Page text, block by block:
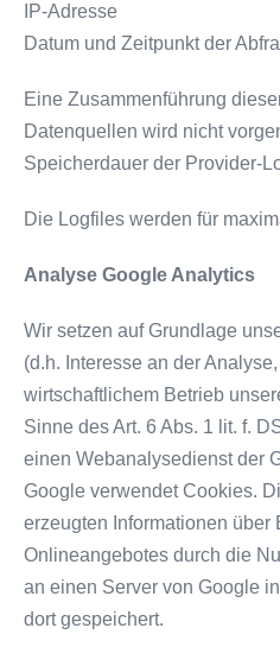
IP-Adresse
Datum und Zeitpunkt der
Eine Zusammenführung
Datenquellen wird nicht
Speicherdauer der Provider-
Die Logfiles werden für
Analyse Google Analytics
Wir setzen auf Grundlage
(d.h. Interesse an der
wirtschaftlichem Betrieb
Sinne des Art. 6 Abs. 1 lit. f.
einen Webanalysedienst der
Google verwendet Cookies.
erzeugten Informationen über
Onlineangebotes durch die
an einen Server von Google
dort gespeichert.